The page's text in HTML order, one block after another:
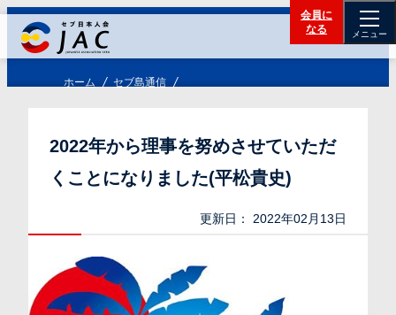
メニュー
会員に
なる
ホーム セブ島通信
2022年から理事を努めさせていただ
くことになりました(平松貴史)
更新日： 2022年02月13日